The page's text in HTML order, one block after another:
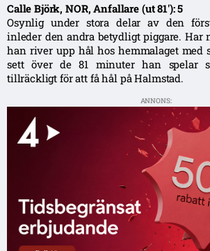
Calle Björk, NOR, Anfallare (ut 81′): 5
Osynlig under stora delar av den
inleder den andra betydligt piggare. Har
han river upp hål hos hemmalaget med
sett över de 81 minuter han spelar
tillräckligt för att få hål på Halmstad.
ANNONS: